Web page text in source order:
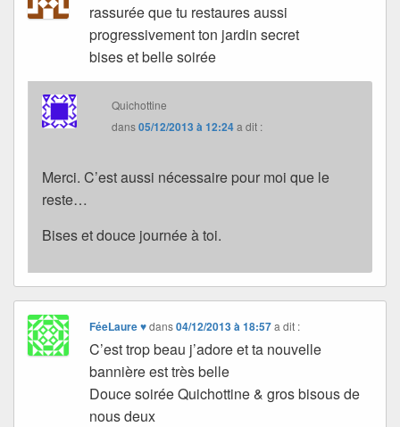
rassurée que tu restaures aussi
progressivement ton jardin secret
bises et belle soirée
Quichottine
dans05/12/2013 à 12:24a dit :
Merci. C’est aussi nécessaire pour moi que le
reste…
Bises et douce journée à toi.
FéeLaure ♥dans04/12/2013 à 18:57 a dit :
C’est trop beau j’adore et ta nouvelle
bannière est très belle
Douce soirée Quichottine & gros bisous de
nous deux